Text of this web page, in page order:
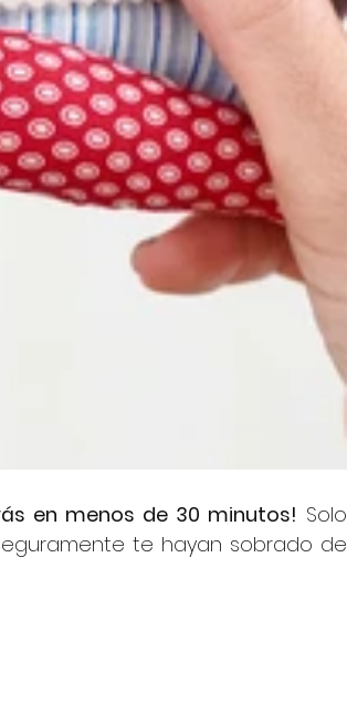
en menos de 30 minutos!
te hayan sobrado de